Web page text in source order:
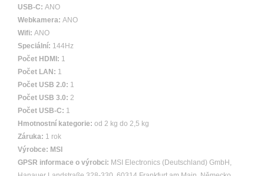
USB-C: ANO
Webkamera: ANO
Wifi: ANO
Speciální: 144Hz
Počet HDMI: 1
Počet LAN: 1
Počet USB 2.0: 1
Počet USB 3.0: 2
Počet USB-C: 1
Hmotnostní kategorie: od 2 kg do 2,5 kg
Záruka: 1 rok
Výrobce: MSI
GPSR informace o výrobci: MSI Electronics (Deutschland) GmbH,